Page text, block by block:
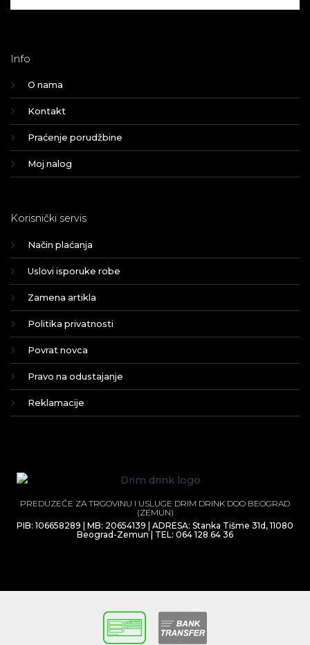
Info
O nama
Kontakt
Praćenje porudžbine
Moj nalog
Korisnički servis
Način plaćanja
Uslovi isporuke robe
Zamena artikla
Politika privatnosti
Povrat novca
Pravo na odustajanje
Reklamacije
PREDUZEĆE ZA TRGOVINU I USLUGE DRIM DRINK DOO BEOGRAD
(ZEMUN)
PIB: 106658289 | MB: 20654139 | ADRESA: Stanka Tišme 31d, 11080
Beograd-Zemun | TEL: 064 128 64 36